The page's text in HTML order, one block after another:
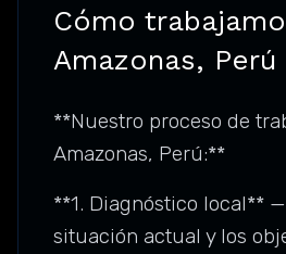
Cómo
Amazonas, Perú
**Nuestro proceso de
Amazonas, Perú:**
**1. Diagnóstico local**
situación actual y los